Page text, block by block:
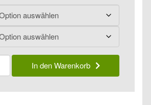
In den Warenkorb